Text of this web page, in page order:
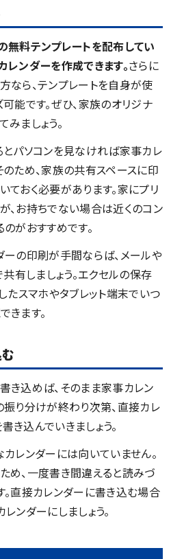
無料テンプレートを配布してい
ンダーを作成できます。さらに
なら、テンプレートを自身が使
能です。ぜひ、家族のオリジナ
ましょう。
とパソコンを見なければ家事カレ
ため、家族の共有スペースに印
おく必要があります。家にプリ
、お持ちでない場合は近くのコン
がおすすめです。
ーの印刷が手間ならば、メールや
有しましょう。エクセルの保存
たスマホやタブレット端末でいつ
きます。
き込めば、そのまま家事カレン
振り分けが終わり次第、直接カレ
込んでいきましょう。
レンダーには向いていません。
め、一度書き間違えると読みづ
。直接カレンダーに書き込む場合
ンダーにしましょう。